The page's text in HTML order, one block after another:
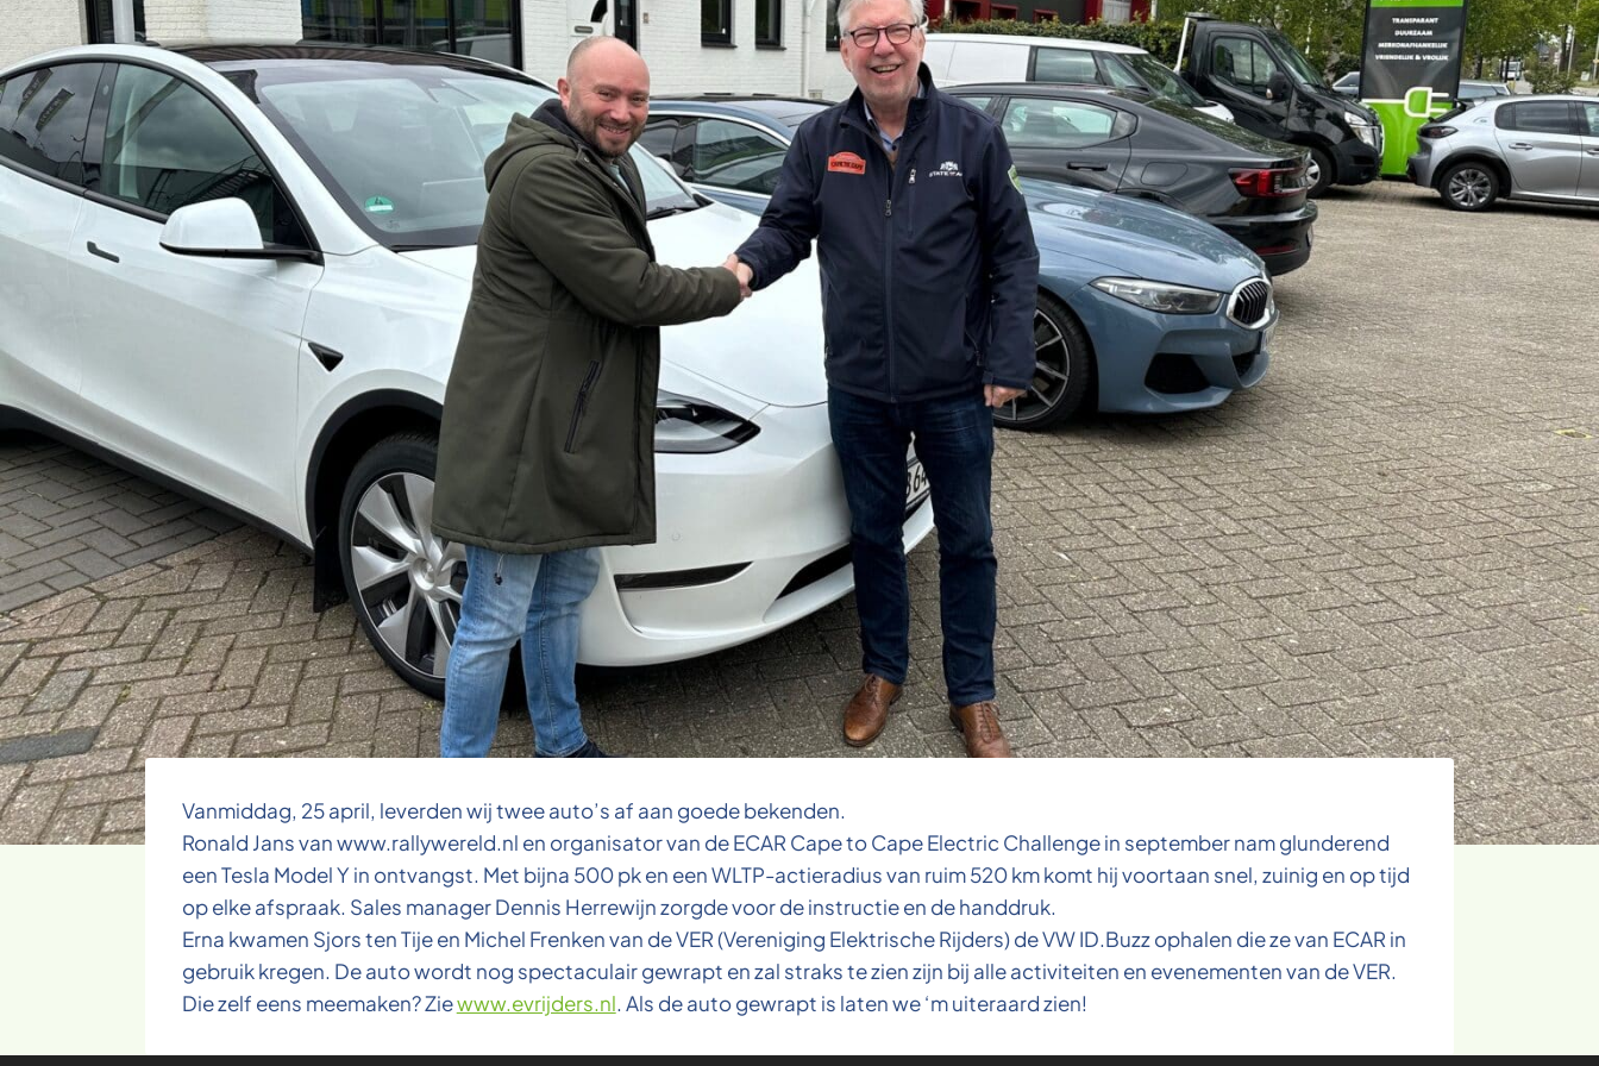
Vanmiddag, 25 april, leverden wij twee auto’s af aan goede bekenden.
Ronald Jans van www.rallywereld.nl en organisator van de ECAR Cape to Cape Electric Challenge in september nam glunderend
een Tesla Model Y in ontvangst. Met bijna 500 pk en een WLTP-actieradius van ruim 520 km komt hij voortaan snel, zuinig en op tijd
op elke afspraak. Sales manager Dennis Herrewijn zorgde voor de instructie en de handdruk.
Erna kwamen Sjors ten Tije en Michel Frenken van de VER (Vereniging Elektrische Rijders) de VW ID.Buzz ophalen die ze van ECAR in
gebruik kregen. De auto wordt nog spectaculair gewrapt en zal straks te zien zijn bij alle activiteiten en evenementen van de VER.
Die zelf eens meemaken? Ziewww.evrijders.nl. Als de auto gewrapt is laten we ‘m uiteraard zien!